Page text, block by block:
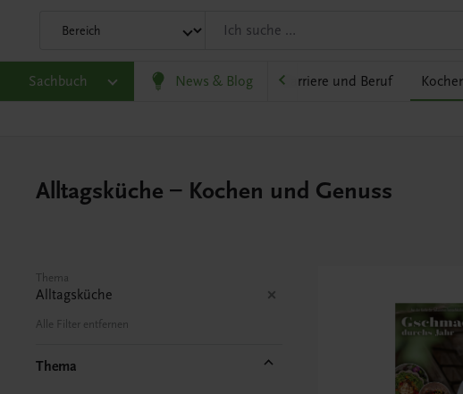
Sachbuch News & Blog
Gesellschaft, Politik und Wirtschaft Karriere und Beruf
Alltagsküche – Kochen und Genuss
Thema
Alltagsküche
Alle Filter entfernen
Thema